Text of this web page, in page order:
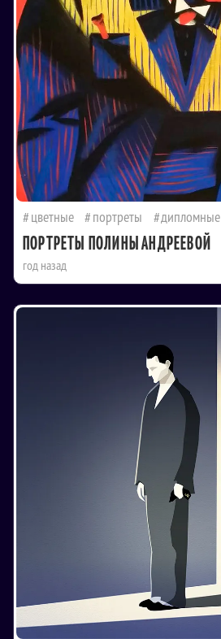
цветные портреты дипломные
ПОРТРЕТЫ ПОЛИНЫ АНДРЕЕВОЙ
год назад